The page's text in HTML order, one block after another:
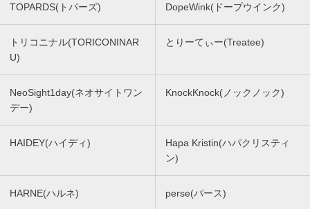
TOPARDS(トパーズ) DopeWink(ドープウインク)
トリコニナル(TORICONINAR
U)
とりーてぃー(Treatee)
NeoSight1day(ネオサイトワン
デー)
KnockKnock(ノックノック)
HAIDEY(ハイディ)
Hapa Kristin(ハパクリスティ
ン)
HARNE(ハルネ) perse(パース)